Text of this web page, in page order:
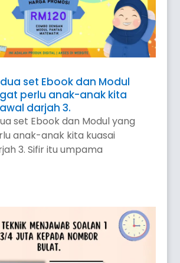
set Ebook dan Modul
perlu anak-anak kita
darjah 3.
set Ebook dan Modul yang
anak-anak kita kuasai
3. Sifir itu umpama